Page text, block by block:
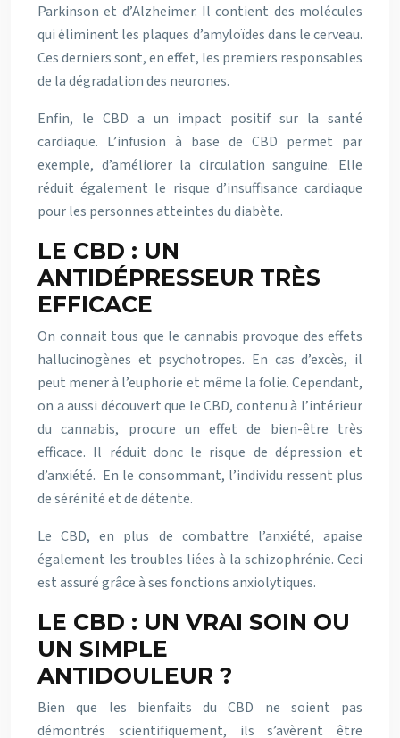
Parkinson et d’Alzheimer. Il contient des molécules
qui éliminent les plaques d’amyloïdes dans le cerveau.
Ces derniers sont, en effet, les premiers responsables
de la dégradation des neurones.
Enfin, le CBD a un impact positif sur la santé
cardiaque. L’infusion à base de CBD permet par
exemple, d’améliorer la circulation sanguine. Elle
réduit également le risque d’insuffisance cardiaque
pour les personnes atteintes du diabète.
LE CBD : UN
ANTIDÉPRESSEUR TRÈS
EFFICACE
On connait tous que le cannabis provoque des effets
hallucinogènes et psychotropes. En cas d’excès, il
peut mener à l’euphorie et même la folie. Cependant,
on a aussi découvert que le CBD, contenu à l’intérieur
du cannabis, procure un effet de bien-être très
efficace. Il réduit donc le risque de dépression et
d’anxiété. En le consommant, l’individu ressent plus
de sérénité et de détente.
Le CBD, en plus de combattre l’anxiété, apaise
également les troubles liées à la schizophrénie. Ceci
est assuré grâce à ses fonctions anxiolytiques.
LE CBD : UN VRAI SOIN OU
UN SIMPLE
ANTIDOULEUR ?
Bien que les bienfaits du CBD ne soient pas
démontrés scientifiquement, ils s’avèrent être